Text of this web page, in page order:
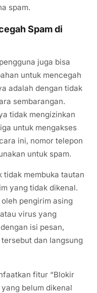
spam.
Spam di
juga bisa
untuk mencegah
adalah dengan tidak
sembarangan.
tidak mengizinkan
untuk mengakses
ini, nomor telepon
untuk spam.
tidak membuka tautan
yang tidak dikenal.
pengirim asing
virus yang
isi pesan,
dan langsung
fitur “Blokir
belum dikenal